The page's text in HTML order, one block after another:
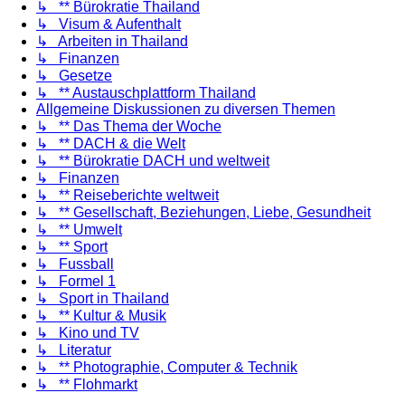
↳ ** Bürokratie Thailand
↳ Visum & Aufenthalt
↳ Arbeiten in Thailand
↳ Finanzen
↳ Gesetze
↳ ** Austauschplattform Thailand
Allgemeine Diskussionen zu diversen Themen
↳ ** Das Thema der Woche
↳ ** DACH & die Welt
↳ ** Bürokratie DACH und weltweit
↳ Finanzen
↳ ** Reiseberichte weltweit
↳ ** Gesellschaft, Beziehungen, Liebe, Gesundheit
↳ ** Umwelt
↳ ** Sport
↳ Fussball
↳ Formel 1
↳ Sport in Thailand
↳ ** Kultur & Musik
↳ Kino und TV
↳ Literatur
↳ ** Photographie, Computer & Technik
↳ ** Flohmarkt